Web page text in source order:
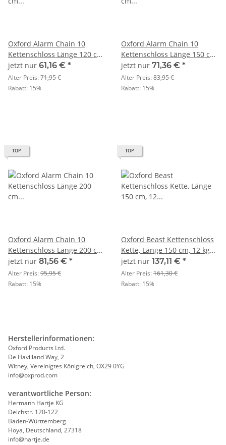
Oxford Alarm Chain 10
Kettenschloss Länge 120 cm
schwarz
jetzt nur 61,16 € *
Alter Preis:71,95 €
Rabatt: 15%
Oxford Alarm Chain 10
Kettenschloss Länge 150 cm
schwarz
jetzt nur 71,36 € *
Alter Preis:83,95 €
Rabatt: 15%
TOP
Oxford Alarm Chain 10
Kettenschloss Länge 200 cm
schwarz
jetzt nur 81,56 € *
Alter Preis:95,95 €
Rabatt: 15%
TOP
Oxford Beast Kettenschloss
Kette, Länge 150 cm, 12 kg
schwarz
jetzt nur 137,11 € *
Alter Preis:161,30 €
Rabatt: 15%
Herstellerinformationen:
Oxford Products Ltd.
De Havilland Way, 2
Witney, Vereinigtes Königreich, OX29 0YG
info@oxprod.com
verantwortliche Person:
Hermann Hartje KG
Deichstr. 120-122
Baden-Württemberg
Hoya, Deutschland, 27318
info@hartje.de